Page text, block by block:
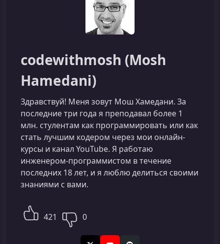
codewithmosh (Mosh
Hamedani)
Здравствуй! Меня зовут Мош Хамедани. За
последние три года я преподавал более 1
млн. стулентам как программировать или как
стать лучшим кодером через мои онлайн-
курсы и канал YouTube. Я работаю
инженером-программистом в течение
последних 18 лет, и я люблю делиться своими
знаниями с вами.
421 0